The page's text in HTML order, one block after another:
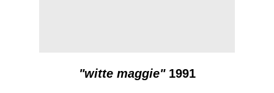
"witte maggie"1991